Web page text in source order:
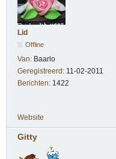
Lid
Offline
Van: Baarlo
Geregistreerd: 11-02-2011
Berichten: 1422
Website
Gitty